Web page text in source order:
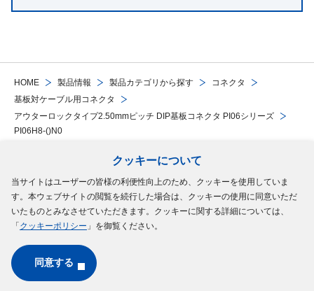
クッキーについて
当サイトはユーザーの皆様の利便性向上のため、クッキーを使用していま
す。本ウェブサイトの閲覧を続行した場合は、クッキーの使用に同意いただ
いたものとみなさせていただきます。クッキーに関する詳細については、
「 クッキーポリシー 」を御覧ください。
同意する
HOME 製品情報 製品カテゴリから探す
コネクタ
基板対ケーブル用コネクタ
アウターロックタイプ2.50mmピッチ DIP基板コネクタ PI06シリーズ
PI06H8-()N0
サイトマップご利用規約個人情報の保護についてクッキーポリシー
ソーシャルメディアポリシー
Copyright © MinebeaMitsumi Inc. All rights reserved.​